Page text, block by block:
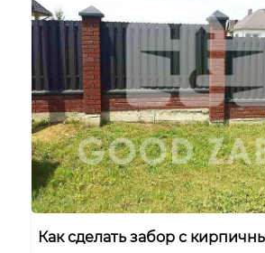
Как сделать забор с